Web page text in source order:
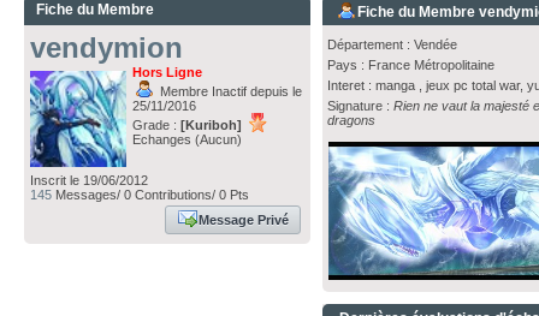
Fiche du Membre
vendymion
Hors Ligne
Membre Inactif depuis le
25/11/2016
Grade : [Kuriboh]
Echanges (Aucun)
Inscrit le 19/06/2012
145 Messages/ 0 Contributions/ 0 Pts
Message Privé
Fiche du Membre
Département : Vendée
Pays : France Métropolitaine
Interet : manga , jeux pc total war,
Signature :Rien ne vaut la majesté
dragons